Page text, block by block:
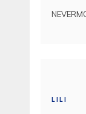
LILI